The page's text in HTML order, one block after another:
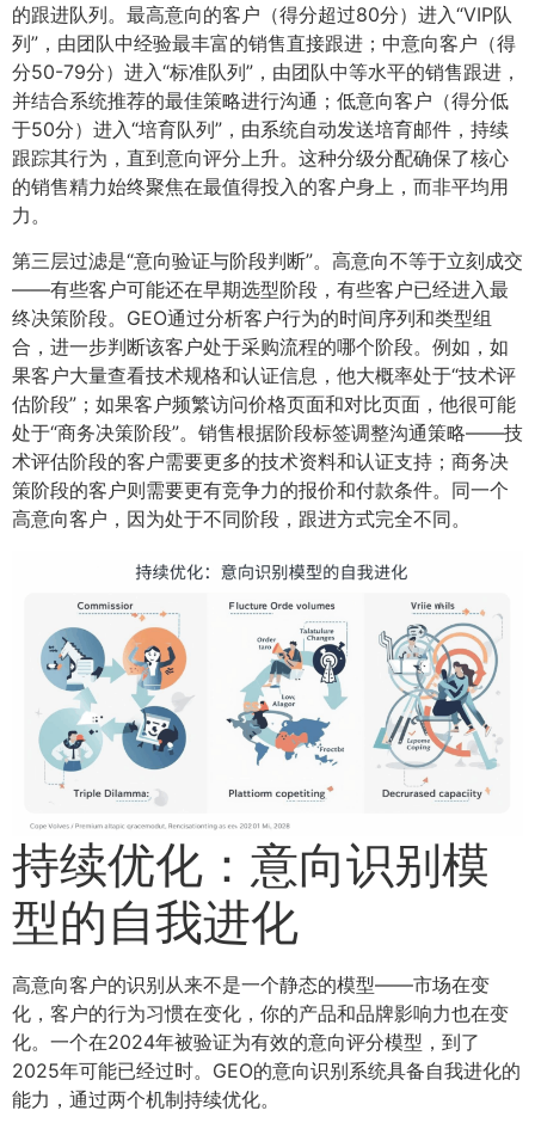
的跟进队列。最高意向的客户（得分超过80分）进入“VIP队
列”，由团队中经验最丰富的销售直接跟进；中意向客户（得
分50-79分）进入“标准队列”，由团队中等水平的销售跟进，
并结合系统推荐的最佳策略进行沟通；低意向客户（得分低
于50分）进入“培育队列”，由系统自动发送培育邮件，持续
跟踪其行为，直到意向评分上升。这种分级分配确保了核心
的销售精力始终聚焦在最值得投入的客户身上，而非平均用
力。
第三层过滤是“意向验证与阶段判断”。高意向不等于立刻成交
——有些客户可能还在早期选型阶段，有些客户已经进入最
终决策阶段。GEO通过分析客户行为的时间序列和类型组
合，进一步判断该客户处于采购流程的哪个阶段。例如，如
果客户大量查看技术规格和认证信息，他大概率处于“技术评
估阶段”；如果客户频繁访问价格页面和对比页面，他很可能
处于“商务决策阶段”。销售根据阶段标签调整沟通策略——技
术评估阶段的客户需要更多的技术资料和认证支持；商务决
策阶段的客户则需要更有竞争力的报价和付款条件。同一个
高意向客户，因为处于不同阶段，跟进方式完全不同。
持续优化：意向识别模
型的自我进化
高意向客户的识别从来不是一个静态的模型——市场在变
化，客户的行为习惯在变化，你的产品和品牌影响力也在变
化。一个在2024年被验证为有效的意向评分模型，到了
2025年可能已经过时。GEO的意向识别系统具备自我进化的
能力，通过两个机制持续优化。